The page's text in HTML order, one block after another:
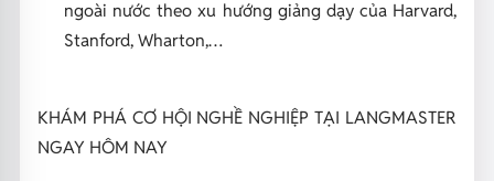
ngoài nước theo xu hướng giảng dạy của Harvard,
Stanford, Wharton,…
KHÁM PHÁ CƠ HỘI NGHỀ NGHIỆP TẠI LANGMASTER
NGAY HÔM NAY